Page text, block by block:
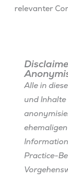
relevanter
Alle in
und
Practice-